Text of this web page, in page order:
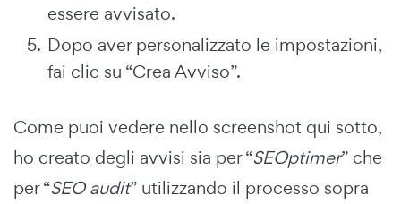
essere avvisato.
Dopo aver personalizzato le impostazioni,
fai clic su “Crea Avviso”.
Come puoi vedere nello screenshot qui sotto,
ho creato degli avvisi sia per “SEOptimer” che
per “SEO audit” utilizzando il processo sopra